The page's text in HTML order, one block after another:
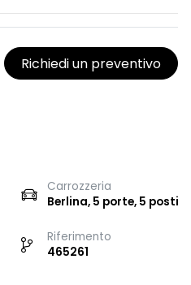
Richiedi un preventivo
Carrozzeria
Berlina, 5 porte, 5 posti
Riferimento
465261